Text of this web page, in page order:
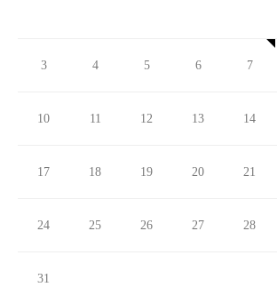
3 4 5 6 7
10 11 12 13 14
17 18 19 20 21
24 25 26 27 28
31